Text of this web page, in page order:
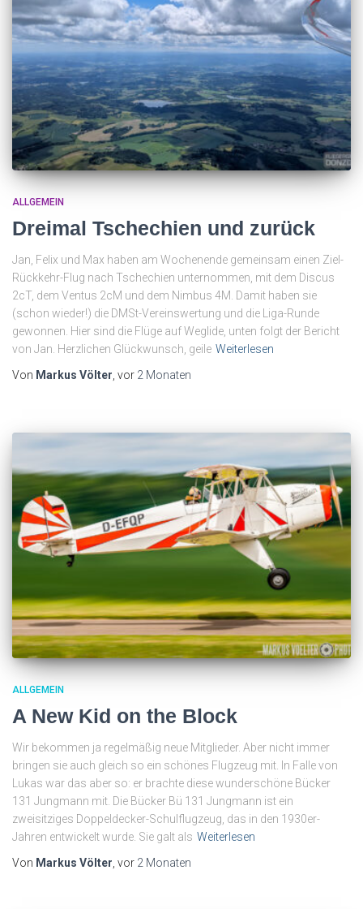
ALLGEMEIN
Dreimal Tschechien und zurück
Jan, Felix und Max haben am Wochenende gemeinsam einen Ziel-
Rückkehr-Flug nach Tschechien unternommen, mit dem Discus
2cT, dem Ventus 2cM und dem Nimbus 4M. Damit haben sie
(schon wieder!) die DMSt-Vereinswertung und die Liga-Runde
gewonnen. Hier sind die Flüge auf Weglide, unten folgt der Bericht
von Jan. Herzlichen Glückwunsch, geile Weiterlesen
Von Markus Völter , vor 2 Monaten
ALLGEMEIN
A New Kid on the Block
Wir bekommen ja regelmäßig neue Mitglieder. Aber nicht immer
bringen sie auch gleich so ein schönes Flugzeug mit. In Falle von
Lukas war das aber so: er brachte diese wunderschöne Bücker
131 Jungmann mit. Die Bücker Bü 131 Jungmann ist ein
zweisitziges Doppeldecker-Schulflugzeug, das in den 1930er-
Jahren entwickelt wurde. Sie galt als Weiterlesen
Von Markus Völter, vor 2 Monaten